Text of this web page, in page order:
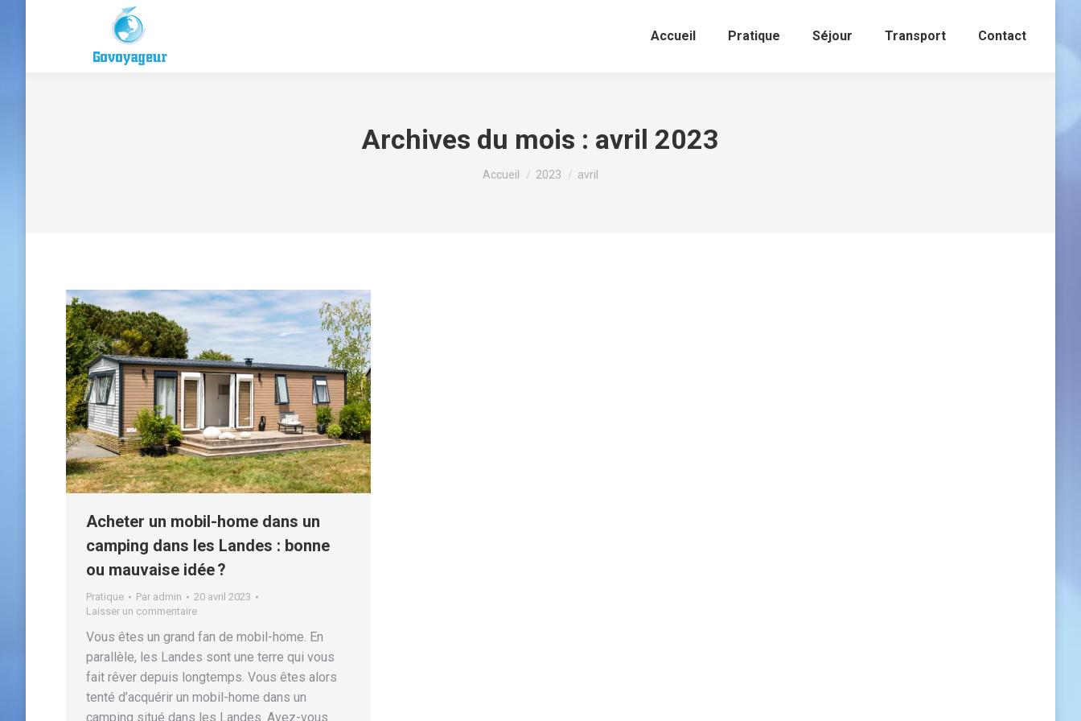
Accueil Pratique Séjour Transport Contact
Archives du mois : avril 2023
Vous êtes ici :
Accueil 2023 avril
Acheter un mobil-home dans un
camping dans les Landes : bonne
ou mauvaise idée ?
Pratique Par admin
20 avril 2023
Laisser un commentaire
Vous êtes un grand fan de mobil-home. En
parallèle, les Landes sont une terre qui vous
fait rêver depuis longtemps. Vous êtes alors
tenté d’acquérir un mobil-home dans un
camping situé dans les Landes. Avez-vous